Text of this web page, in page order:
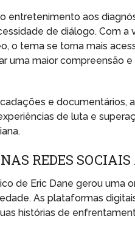
entretenimento aos
de diálogo. Com
o tema se torna mais
uma maior compreensão
e documentários,
de luta e
REDES
de Eric Dane gerou uma
As plataformas
histórias de